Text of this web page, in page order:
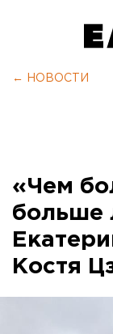
← НОВОСТИ
«Чем
больше
Костя